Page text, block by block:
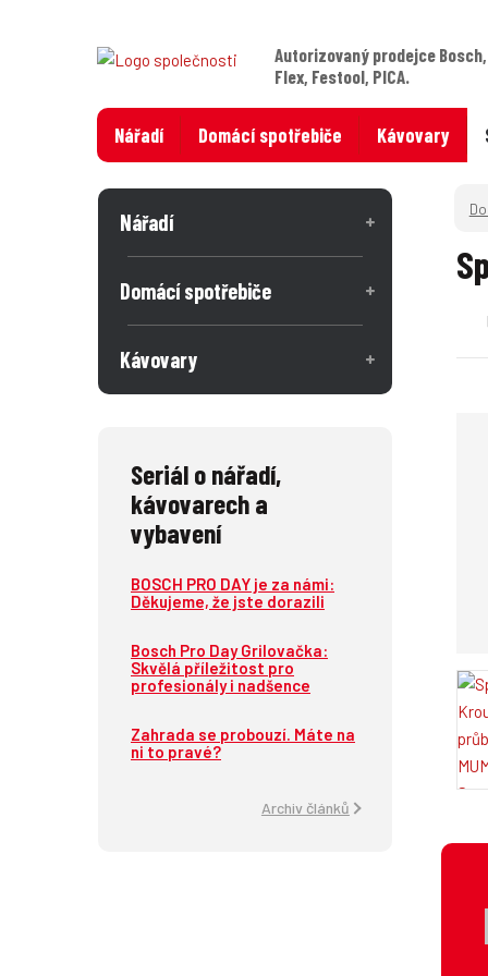
Autorizovaný prodejce Bosch,
Flex, Festool, PICA.
Nářadí Domácí spotřebiče Kávovary
Nářadí
Domácí spotřebiče
Kávovary
Seriál o nářadí,
kávovarech a
vybavení
BOSCH PRO DAY je za námi:
Děkujeme, že jste dorazili
Bosch Pro Day Grilovačka:
Skvělá příležitost pro
profesionály i nadšence
Zahrada se probouzí. Máte na
ni to pravé?
Archiv článků